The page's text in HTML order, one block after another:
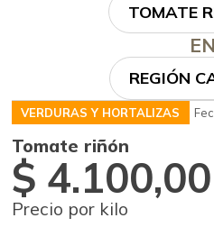
TOMATE
EN
REGIÓN
VERDURAS Y HORTALIZAS
Tomate riñón
$ 4.100,00
Precio por kilo